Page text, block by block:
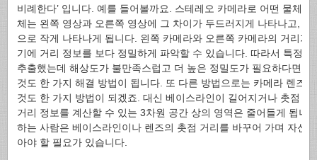
비례한다’ 입니다. 예를 들어볼까요. 스테레오 카메라로 어떤 물체
체는 왼쪽 영상과 오른쪽 영상에 그 차이가 두드러지게 나타나고,
으로 작게 나타나게 됩니다. 왼쪽 카메라와 오른쪽 카메라의 거리가
기에 거리 정보를 보다 정밀하게 파악할 수 있습니다. 따라서 특정
추출했는데 해상도가 불만족스럽고 더 높은 정밀도가 필요하다면
것도 한 가지 해결 방법이 됩니다. 또 다른 방법으로는 카메라 렌즈
것도 한 가지 방법이 되겠죠. 대신 베이스라인이 길어지거나 촛점
거리 정보를 계산할 수 있는 3차원 공간 상의 영역은 줄어들게 됩니
하는 사람은 베이스라인이나 렌즈의 촛점 거리를 바꾸어 가며 자신
아야 할 필요가 있습니다.